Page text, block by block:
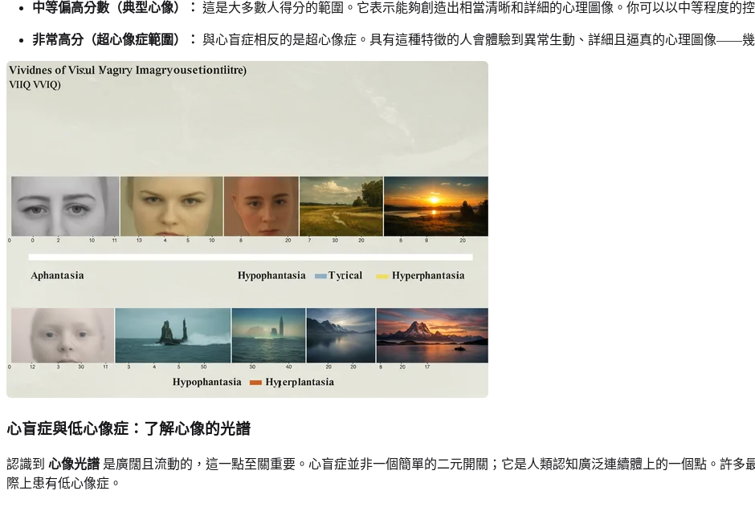
中等偏高分數（典型心像）： 這是大多數人得分的範圍。它表示能夠創造出相當清晰和詳細的心理圖像。你可以以中等程度的
非常高分（超心像症範圍）： 與心盲症相反的是超心像症。具有這種特徵的人會體驗到異常生動、詳細且逼真的心理圖像——
心盲症與低心像症：了解心像的光譜
認識到 心像光譜 是廣闊且流動的，這一點至關重要。心盲症並非一個簡單的二元開關；它是人類認知廣泛連續體上的一個點。許
際上患有低心像症。